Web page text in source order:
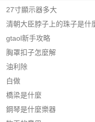
27寸顯示器多大
清朝大臣脖子上的珠子是什
gtaol新手攻略
胸罩扣子怎麼解
油利除
白做
橋梁是什麼
鋼琴是什麼樂器